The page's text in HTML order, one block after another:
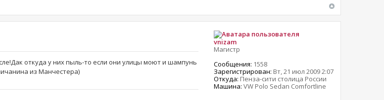
откуда у них пыль-то если они улицы моют и шампунь
из Манчестера)
vnizam
Магистр
Сообщения: 1558
Зарегистрирован: Вт, 21 июл 2009 2:07
Откуда: Пенза-сити столица России
Машина: VW Polo Sedan Comfortline